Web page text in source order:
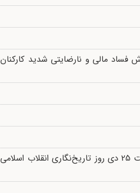
مالی و نارضایتی شدید کارکنان
اهمیت اسناد ساواک برای تاریخ نگاری محلی؛ نمونه موردی ایلام؛ به مناسبت 25 دی روز تاریخ‌نگاری انقلاب اسلامی